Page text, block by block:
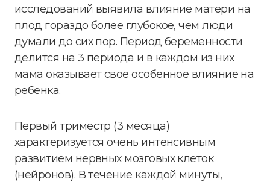
исследований выявила влияние матери на
плод гораздо более глубокое, чем люди
думали до сих пор. Период беременности
делится на 3 периода и в каждом из них
мама оказывает свое особенное влияние на
ребенка.
Первый триместр (3 месяца)
характеризуется очень интенсивным
развитием нервных мозговых клеток
(нейронов). В течение каждой минуты,